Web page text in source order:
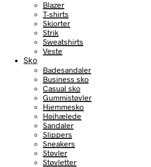
Blazer
T-shirts
Skjorter
Strik
Sweatshirts
Veste
Sko
Badesandaler
Business sko
Casual sko
Gummistøvler
Hjemmesko
Højhælede
Sandaler
Slippers
Sneakers
Støvler
Støvletter